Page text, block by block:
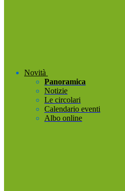
Novità
Panoramica
Notizie
Le circolari
Calendario eventi
Albo online